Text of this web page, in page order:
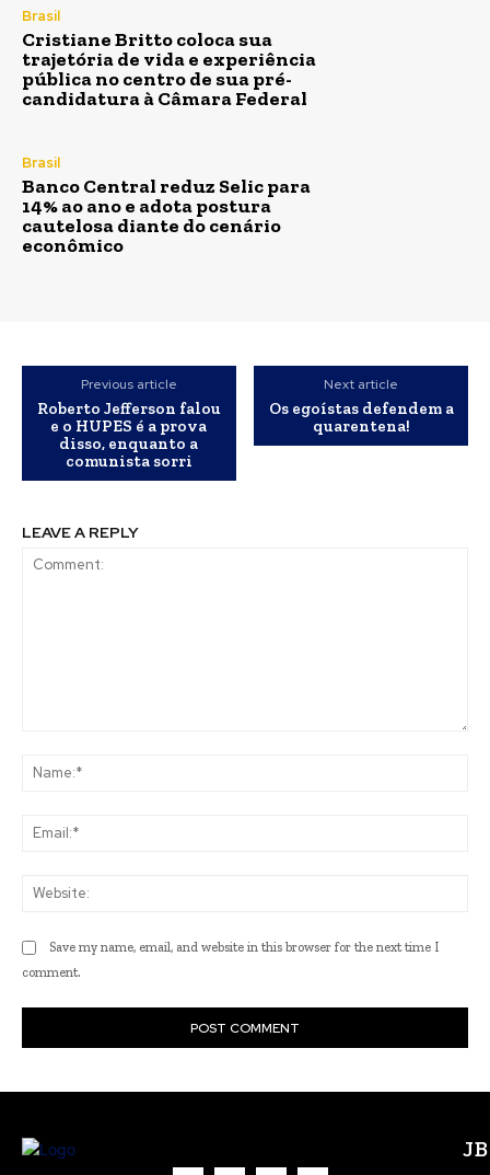
Brasil
Cristiane Britto coloca sua
trajetória de vida e experiência
pública no centro de sua pré-
candidatura à Câmara Federal
Brasil
Banco Central reduz Selic para
14% ao ano e adota postura
cautelosa diante do cenário
econômico
Previous article
Roberto Jefferson falou
e o HUPES é a prova
disso, enquanto a
comunista sorri
Next article
Os egoístas defendem a
quarentena!
LEAVE A REPLY
Save my name, email, and website in this browser for the next time I
comment.